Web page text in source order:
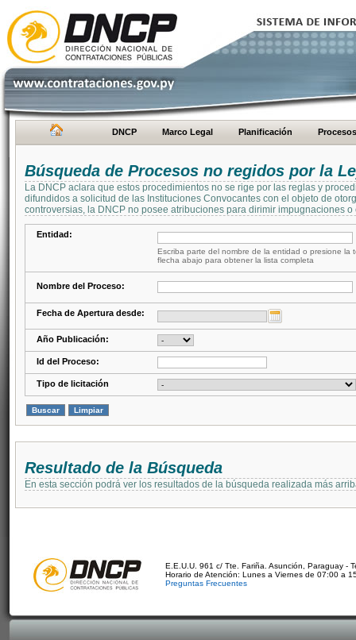
DNCP Marco Legal Planificación Procesos
Búsqueda de Procesos no regidos por la
La DNCP aclara que estos procedimientos no se rige por las reglas y
difundidos a solicitud de las Instituciones Convocantes con el objeto de
controversias, la DNCP no posee atribuciones para dirimir impugnaciones
Entidad:
Escriba parte del nombre de la entidad o presione la
flecha abajo para obtener la lista completa
Nombre del Proceso:
Fecha de Apertura desde:
Año Publicación:
Id del Proceso:
Tipo de licitación
Resultado de la Búsqueda
En esta sección podrá ver los resultados de la búsqueda realizada más
E.E.U.U. 961 c/ Tte. Fariña. Asunción, Paraguay -
Horario de Atención: Lunes a Viernes de 07:00 a
Preguntas Frecuentes